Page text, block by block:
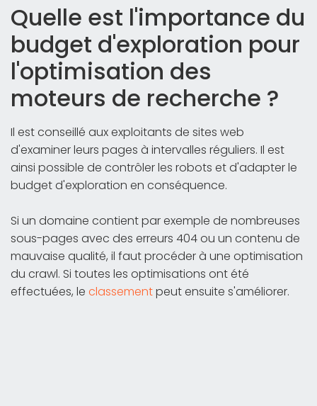
Quelle est l'importance du
budget d'exploration pour
l'optimisation des
moteurs de recherche ?
Il est conseillé aux exploitants de sites web
d'examiner leurs pages à intervalles réguliers. Il est
ainsi possible de contrôler les robots et d'adapter le
budget d'exploration en conséquence.
Si un domaine contient par exemple de nombreuses
sous-pages avec des erreurs 404 ou un contenu de
mauvaise qualité, il faut procéder à une optimisation
du crawl. Si toutes les optimisations ont été
effectuées, le classementpeut ensuite s'améliorer.